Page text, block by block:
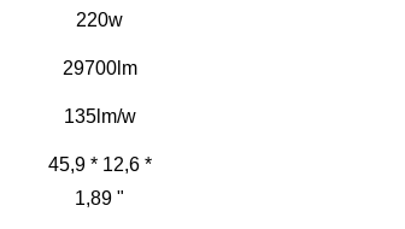
220w
29700lm
135lm/w
45,9 * 12,6 *
1,89 "